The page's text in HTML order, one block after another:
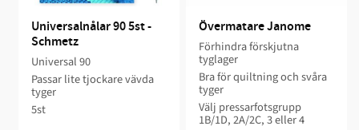
Universalnålar 90 5st -
Schmetz
Universal 90
Passar lite tjockare vävda
tyger
5st
Övermatare Janome
Förhindra förskjutna
tyglager
Bra för quiltning och svåra
tyger
Välj pressarfotsgrupp
1B/1D, 2A/2C, 3 eller 4